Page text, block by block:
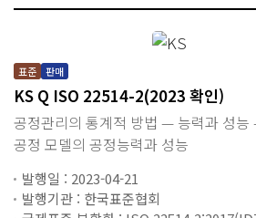
표준 판매
KS Q ISO 22514-2(2023 확인)
공정관리의 통계적 방법 — 능력과 성
공정 모델의 공정능력과 성능
발행일 : 2023-04-21
발행기관 : 한국표준협회